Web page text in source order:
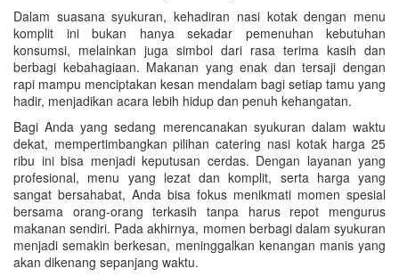
Dalam suasana syukuran, kehadiran nasi kotak dengan menu
komplit ini bukan hanya sekadar pemenuhan kebutuhan
konsumsi, melainkan juga simbol dari rasa terima kasih dan
berbagi kebahagiaan. Makanan yang enak dan tersaji dengan
rapi mampu menciptakan kesan mendalam bagi setiap tamu yang
hadir, menjadikan acara lebih hidup dan penuh kehangatan.
Bagi Anda yang sedang merencanakan syukuran dalam waktu
dekat, mempertimbangkan pilihan catering nasi kotak harga 25
ribu ini bisa menjadi keputusan cerdas. Dengan layanan yang
profesional, menu yang lezat dan komplit, serta harga yang
sangat bersahabat, Anda bisa fokus menikmati momen spesial
bersama orang-orang terkasih tanpa harus repot mengurus
makanan sendiri. Pada akhirnya, momen berbagi dalam syukuran
menjadi semakin berkesan, meninggalkan kenangan manis yang
akan dikenang sepanjang waktu.